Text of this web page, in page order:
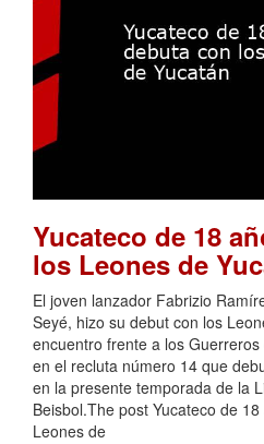
Yucateco de 18
los Leones de
El joven lanzador Fabrizio
Seyé, hizo su debut con los
encuentro frente a los
en el recluta número 14 que
en la presente temporada de la
Beisbol.The post Yucateco de
Leones de